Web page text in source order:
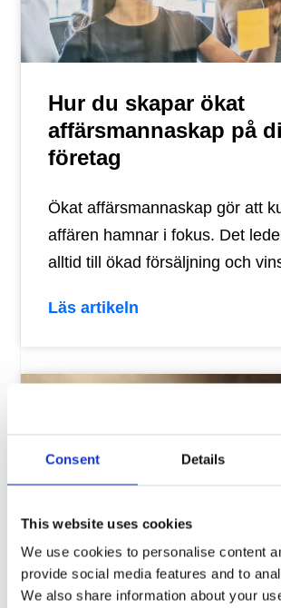
Consent Details
This website uses cookies
We use cookies to personalise content
provide social media features and to
We also share information about your
Hur du skapar ökat
affärsmannaskap på
företag
Ökat affärsmannaskap gör att
affären hamnar i fokus. Det
alltid till ökad försäljning och
Läs artikeln
Förbättra dina och